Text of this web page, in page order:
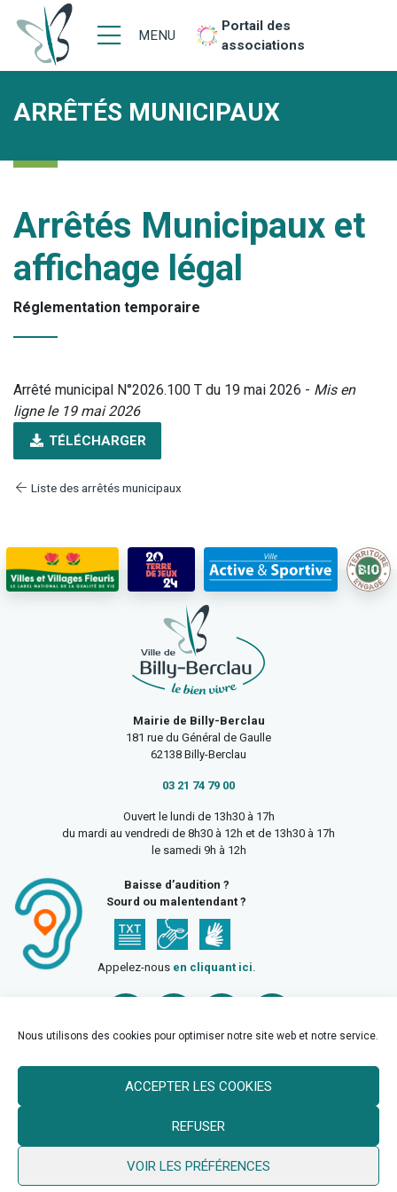
Nous utilisons des cookies pour optimiser notre site web et notre service.
ACCEPTER LES COOKIES
REFUSER
VOIR LES PRÉFÉRENCES
MENU
Portail des
associations
ARRÊTÉS MUNICIPAUX
Arrêtés Municipaux et
affichage légal
Réglementation temporaire
Arrêté municipal N°2026.100 T du 19 mai 2026 - Mis en
ligne le 19 mai 2026
TÉLÉCHARGER
Liste des arrêtés municipaux
Mairie de Billy-Berclau
181 rue du Général de Gaulle
62138 Billy-Berclau
03 21 74 79 00
Ouvert le lundi de 13h30 à 17h
du mardi au vendredi de 8h30 à 12h et de 13h30 à 17h
le samedi 9h à 12h
Baisse d’audition ?
Sourd ou malentendant ?
Appelez-nous en cliquant ici.
© 2026 Ville de Billy Berclau —neoweb.fr